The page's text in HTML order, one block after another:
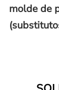
molde de